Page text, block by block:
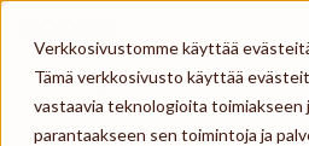
Verkkosivustomme käyttää
Tämä verkkosivusto käyttää
vastaavia teknologioita toimiakseen
parantaakseen sen toimintoja ja
Skip to content
Työnantaja
Etusivu > Epassin käyttövinkit |